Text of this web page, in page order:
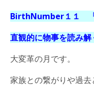
BirthNumber１１
直観的に物事を読み
大変革の月です。
家族との繋がりや過